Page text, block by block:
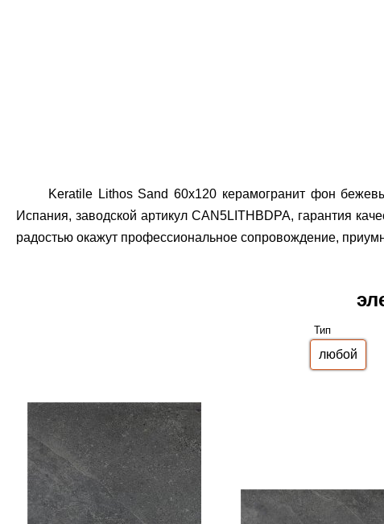
Keratile Lithos Sand 60x120 керамогранит фон
Испания, заводской артикул CAN5LITHBDPA, гарантия
радостью окажут профессиональное сопровождение,
Тип